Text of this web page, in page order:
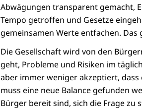
Abwägungen transparent gemacht,
Tempo getroffen und Gesetze
gemeinsamen Werte entfachen.
Die Gesellschaft wird von den
geht, Probleme und Risiken im
aber immer weniger akzeptiert,
muss eine neue Balance gefunden
Bürger bereit sind, sich die Frage zu